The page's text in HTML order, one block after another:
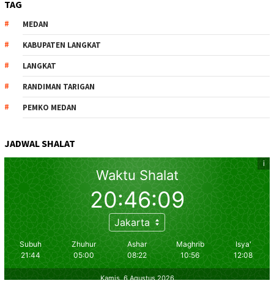
TAG
MEDAN
KABUPATEN LANGKAT
LANGKAT
RANDIMAN TARIGAN
PEMKO MEDAN
JADWAL SHALAT